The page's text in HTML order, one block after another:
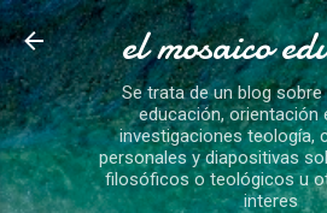
Ir al contenido
el mosaico
Se trata de un blog
educación, orientación
investigaciones teología,
personales y diapositivas
filosóficos o teológicos u
interes